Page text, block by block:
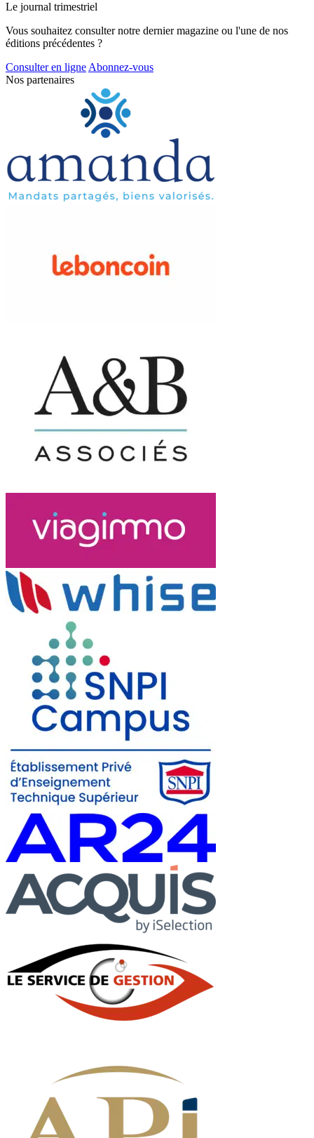
Le journal trimestriel
Vous souhaitez consulter notre dernier magazine ou l'une de nos
éditions précédentes ?
Consulter en ligneAbonnez-vous
Nos partenaires